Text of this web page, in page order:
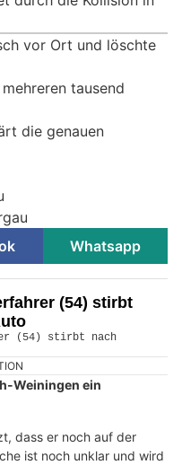
vor Ort und löschte
tausend
die genauen
Whatsapp
(54) stirbt
Weiningen ein
dass er noch auf der
ist noch unklar und wird